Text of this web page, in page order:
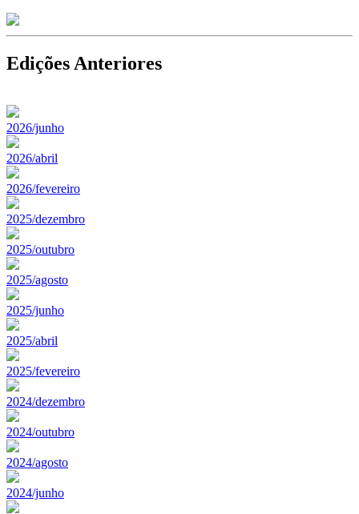
Edições Anteriores
2026/junho
2026/abril
2026/fevereiro
2025/dezembro
2025/outubro
2025/agosto
2025/junho
2025/abril
2025/fevereiro
2024/dezembro
2024/outubro
2024/agosto
2024/junho